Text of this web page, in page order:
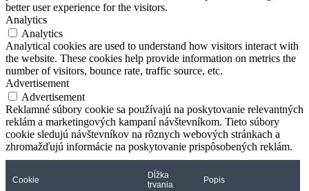
better user experience for the visitors.
Analytics
Analytics
Analytical cookies are used to understand how visitors interact with
the website. These cookies help provide information on metrics the
number of visitors, bounce rate, traffic source, etc.
Advertisement
Advertisement
Reklamné súbory cookie sa používajú na poskytovanie relevantných
reklám a marketingových kampaní návštevníkom. Tieto súbory
cookie sledujú návštevníkov na rôznych webových stránkach a
zhromažďujú informácie na poskytovanie prispôsobených reklám.
Cookie
Dĺžka
trvania
Popis